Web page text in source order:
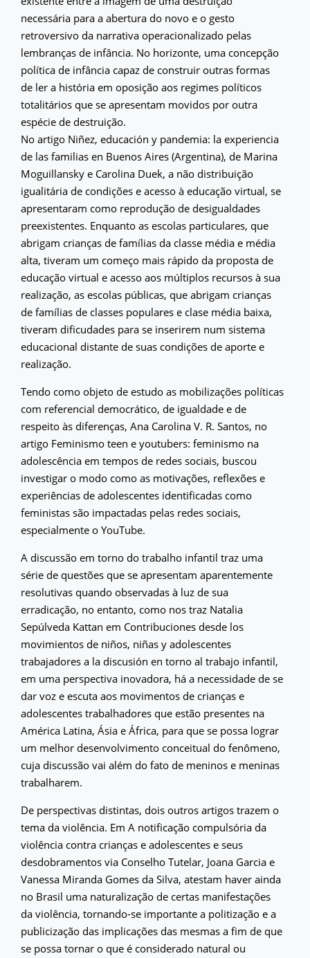
necessária para a abertura do novo e o gesto
retroversivo da narrativa operacionalizado pelas
lembranças de infância. No horizonte, uma concepção
política de infância capaz de construir outras formas
de ler a história em oposição aos regimes políticos
totalitários que se apresentam movidos por outra
espécie de destruição.
No artigo Niñez, educación y pandemia: la experiencia
de las familias en Buenos Aires (Argentina), de Marina
Moguillansky e Carolina Duek, a não distribuição
igualitária de condições e acesso à educação virtual, se
apresentaram como reprodução de desigualdades
preexistentes. Enquanto as escolas particulares, que
abrigam crianças de famílias da classe média e média
alta, tiveram um começo mais rápido da proposta de
educação virtual e acesso aos múltiplos recursos à sua
realização, as escolas públicas, que abrigam crianças
de famílias de classes populares e clase média baixa,
tiveram dificudades para se inserirem num sistema
educacional distante de suas condições de aporte e
realização.
Tendo como objeto de estudo as mobilizações políticas
com referencial democrático, de igualdade e de
respeito às diferenças, Ana Carolina V. R. Santos, no
artigo Feminismo teen e youtubers: feminismo na
adolescência em tempos de redes sociais, buscou
investigar o modo como as motivações, reflexões e
experiências de adolescentes identificadas como
feministas são impactadas pelas redes sociais,
especialmente o YouTube.
A discussão em torno do trabalho infantil traz uma
série de questões que se apresentam aparentemente
resolutivas quando observadas à luz de sua
erradicação, no entanto, como nos traz Natalia
Sepúlveda Kattan em Contribuciones desde los
movimientos de niños, niñas y adolescentes
trabajadores a la discusión en torno al trabajo infantil,
em uma perspectiva inovadora, há a necessidade de se
dar voz e escuta aos movimentos de crianças e
adolescentes trabalhadores que estão presentes na
América Latina, Ásia e África, para que se possa lograr
um melhor desenvolvimento conceitual do fenômeno,
cuja discussão vai além do fato de meninos e meninas
trabalharem.
De perspectivas distintas, dois outros artigos trazem o
tema da violência. Em A notificação compulsória da
violência contra crianças e adolescentes e seus
desdobramentos via Conselho Tutelar, Joana Garcia e
Vanessa Miranda Gomes da Silva, atestam haver ainda
no Brasil uma naturalização de certas manifestações
da violência, tornando-se importante a politização e a
publicização das implicações das mesmas a fim de que
se possa tornar o que é considerado natural ou